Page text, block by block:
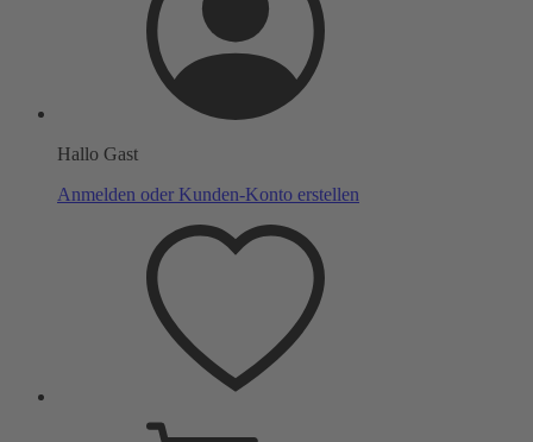
Hallo Gast
Anmelden oder Kunden-Konto erstellen